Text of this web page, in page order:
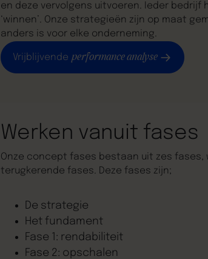
en deze vervolgens uitvoeren. Ieder
‘winnen’. Onze strategieën zijn op maat
anders is voor elke onderneming.
Vrijblijvende performance analyse
Werken vanuit fases
Onze concept fases bestaan uit zes fases,
terugkerende fases. Deze fases zijn;
De strategie
Het fundament
Fase 1: rendabiliteit
Fase 2: opschalen